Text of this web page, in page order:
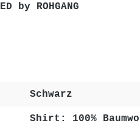
by ROHGANG
Schwarz
Shirt: 100%